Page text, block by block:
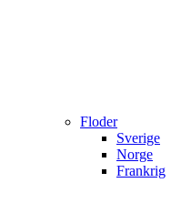
Floder
Sverige
Norge
Frankrig